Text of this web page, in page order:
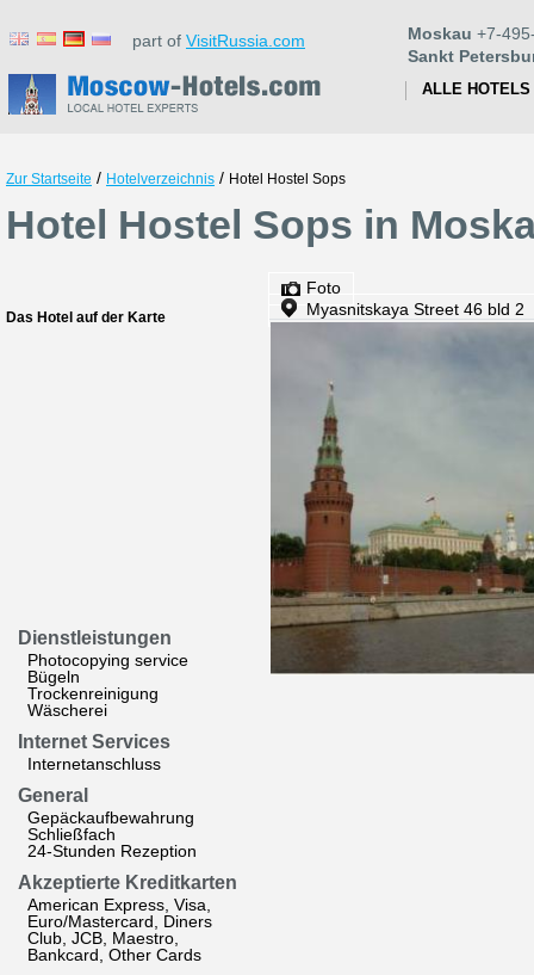
part of VisitRussia.com Moskau +7-
Sankt
ALLE HOTELS
Zur Startseite / Hotelverzeichnis / Hotel Hostel Sops
Hotel Hostel Sops in
Das Hotel auf der Karte
Dienstleistungen
Photocopying service
Bügeln
Trockenreinigung
Wäscherei
Internet Services
Internetanschluss
General
Gepäckaufbewahrung
Schließfach
24-Stunden Rezeption
Akzeptierte Kreditkarten
American Express, Visa,
Euro/Mastercard, Diners
Club, JCB, Maestro,
Bankcard, Other Cards
Foto
Myasnitskaya Street 46 bld 2